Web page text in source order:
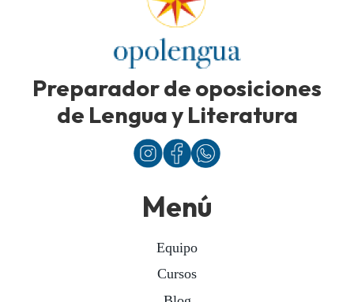
Preparador de oposiciones
de Lengua y Literatura
Menú
Equipo
Cursos